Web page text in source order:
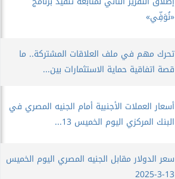
«نُوَفِّي»
تحرك مهم في ملف العلاقات المشتركة.. ما
قصة اتفاقية حماية الاستثمارات بين...
أسعار العملات الأجنبية أمام الجنيه المصري في
البنك المركزي اليوم الخميس 13...
سعر الدولار مقابل الجنيه المصري اليوم الخميس
13-3-2025